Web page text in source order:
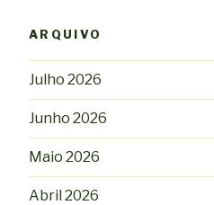
ARQUIVO
Julho 2026
Junho 2026
Maio 2026
Abril 2026